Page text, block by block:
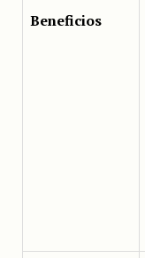
Beneficios